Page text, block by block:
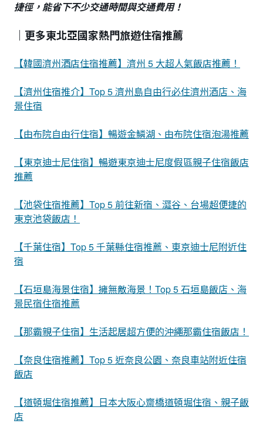
捷徑，能省下不少交通時間與交通費用！
｜更多東北亞國家熱門旅遊住宿推薦
【韓國濟州酒店住宿推薦】濟州 5 大超人氣飯店推薦！
【濟州住宿推介】Top 5 濟州島自由行必住濟州酒店、海
景住宿
【由布院自由行住宿】暢遊金鱗湖、由布院住宿泡湯推薦
【東京迪士尼住宿】暢遊東京迪士尼度假區親子住宿飯店
推薦
【池袋住宿推薦】Top 5 前往新宿、澀谷、台場超便捷的
東京池袋飯店！
【千葉住宿】Top 5 千葉縣住宿推薦、東京迪士尼附近住
宿
【石垣島海景住宿】擁無敵海景！Top 5 石垣島飯店、海
景民宿住宿推薦
【那霸親子住宿】生活起居超方便的沖繩那霸住宿飯店！
【奈良住宿推薦】Top 5 近奈良公園、奈良車站附近住宿
飯店
【道頓堀住宿推薦】日本大阪心齋橋道頓堀住宿、親子飯
店